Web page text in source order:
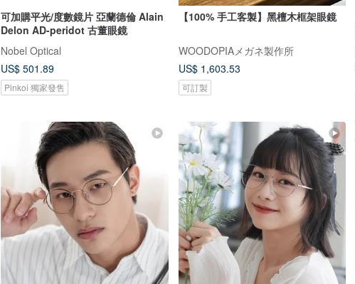
可加購平光/度數鏡片 亞蘭德倫 Alain
Delon AD-peridot 古董眼鏡
Nobel Optical
US$ 501.89
Pinkoi 獨家發售
【100% 手工客製】黑檀木框架眼鏡
WOODOPIAメガネ製作所
US$ 1,603.53
可訂製